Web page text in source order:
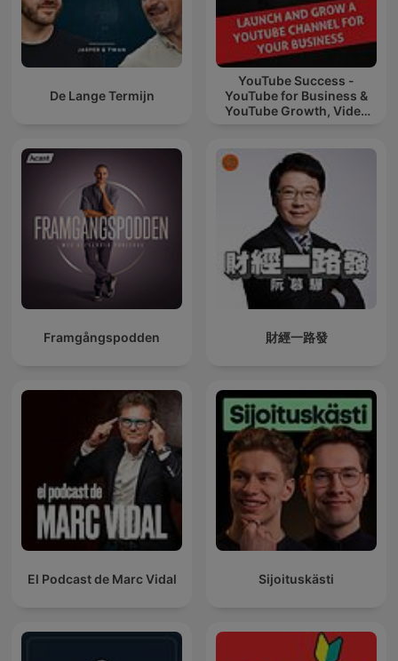
De Lange Termijn
YouTube Success -
YouTube for Business &
YouTube Growth, Video
Framgångspodden 財經一路發
El Podcast de Marc Vidal Sijoituskästi